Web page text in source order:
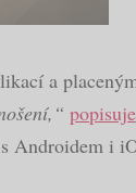
a
popisuje
i